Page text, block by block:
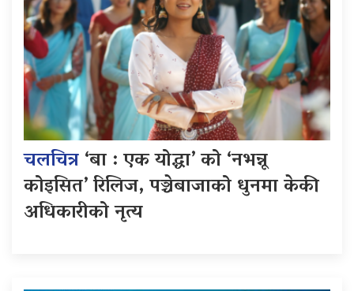
चलचित्र‘बा : एक योद्धा’ को ‘नभन्नू
कोइसित’ रिलिज, पञ्चेबाजाको धुनमा केकी
अधिकारीको नृत्य